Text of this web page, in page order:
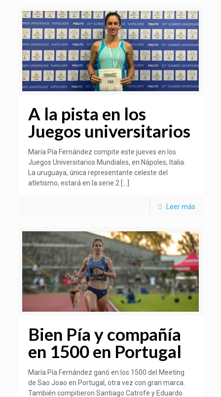
A la pista en los
Juegos universitarios
María Pía Fernández compite este jueves en los
Juegos Universitarios Mundiales, en Nápoles, Italia.
La uruguaya, única representante celeste del
atletismo, estará en la serie 2 […]
Leer más
Bien Pía y compañía
en 1500 en Portugal
María Pía Fernández ganó en los 1500 del Meeting
de Sao Joao en Portugal, otra vez con gran marca.
También compitieron Santiago Catrofe y Eduardo